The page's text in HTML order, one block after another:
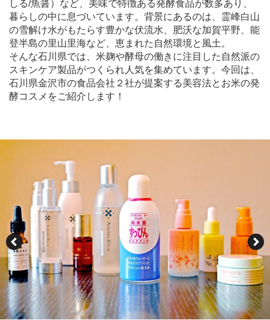
しる/魚醤）など、美味で特徴ある発酵食品が数多あり、
暮らしの中に息づいています。背景にあるのは、霊峰白山
の雪解け水がもたらす豊かな伏流水、肥沃な加賀平野、能
登半島の里山里海など、恵まれた自然環境と風土。
そんな石川県では、米麹や酵母の働きに注目した自然派の
スキンケア製品がつくられ人気を集めています。今回は、
石川県金沢市の食品会社２社が提案する美容法とお米の発
酵コスメをご紹介します！